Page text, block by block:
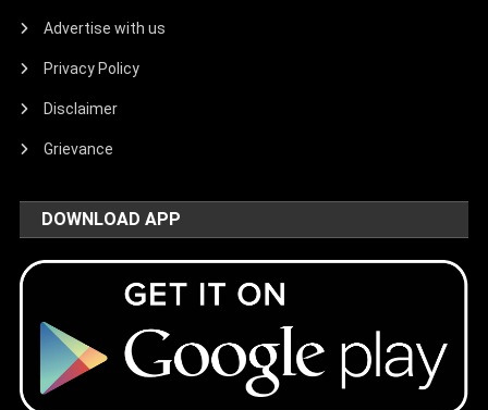
Advertise with us
Privacy Policy
Disclaimer
Grievance
DOWNLOAD APP